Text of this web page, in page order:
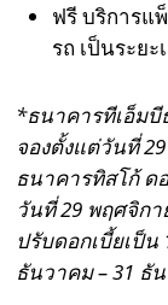
ฟรี บริการแ
รถ เป็นระยะ
*ธนาคารทีเอ็ม
จองตั้งแต่วันที่29
ธนาคารทิสโก้ ด
วันที่29 พฤศจิก
ปรับดอกเบี้ยเป็น
ธันวาคม–31 ธั